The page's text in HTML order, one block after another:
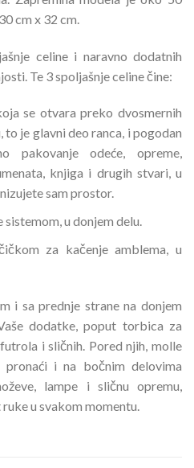
cm x 32 cm.
celine i naravno dodatnih
Te 3 spoljašnje celine čine:
se otvara preko dvosmernih
to je glavni deo ranca, i pogodan
pakovanje odeće, opreme,
knjiga i drugih stvari, u
sam prostor.
sistemom, u donjem delu.
za kačenje amblema, u
i sa prednje strane na donjem
dodatke, poput torbica za
i sličnih. Pored njih, molle
i na bočnim delovima
lampe i sličnu opremu,
u svakom momentu.